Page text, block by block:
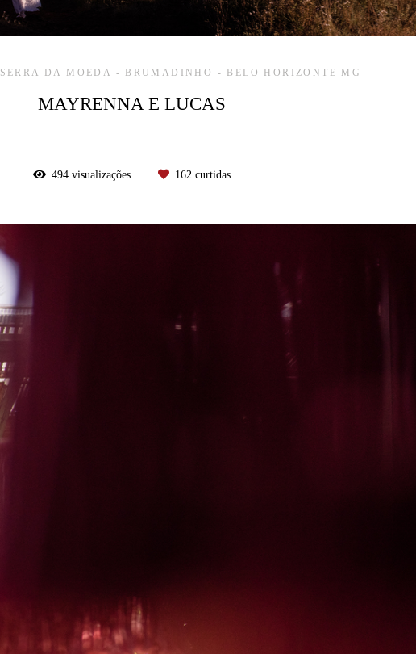
SERRA DA MOEDA - BRUMADINHO - BELO HORIZONTE MG
MAYRENNA E LUCAS
494visualizações 162curtidas